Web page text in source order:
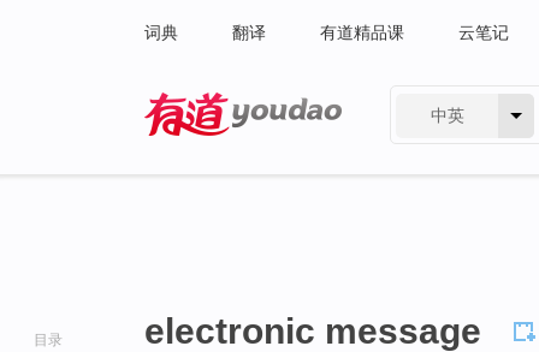
词典 翻译 有道精品课 云笔记
中英
目录 electronic message